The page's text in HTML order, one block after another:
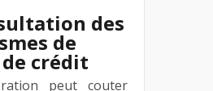
des
de
crédit
peut couter